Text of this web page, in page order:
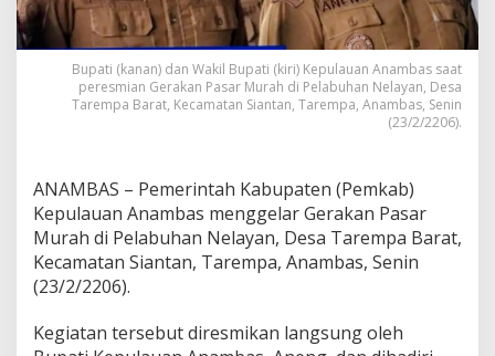
s
a
r
M
u
r
T
e
k
n
f
l
Bupati (kanan) dan Wakil Bupati (kiri) Kepulauan Anambas saat
peresmian Gerakan Pasar Murah di Pelabuhan Nelayan, Desa
Tarempa Barat, Kecamatan Siantan, Tarempa, Anambas, Senin
(23/2/2206).
ANAMBAS – Pemerintah Kabupaten (Pemkab)
Kepulauan Anambas menggelar Gerakan Pasar
Murah di Pelabuhan Nelayan, Desa Tarempa Barat,
Kecamatan Siantan, Tarempa, Anambas, Senin
(23/2/2206).
Kegiatan tersebut diresmikan langsung oleh